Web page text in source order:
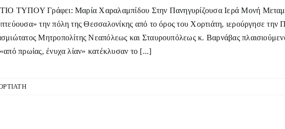
ΤΥΠΟΥ Γράφει: Μαρία Χαραλαμπίδου Στην Πανηγυρίζουσα Ιερά Μονή
την πόλη της Θεσσαλονίκης από το όρος του Χορτιάτη, ιερούργησε
Μητροπολίτης Νεαπόλεως και Σταυρουπόλεως κ. Βαρνάβας
πρωίας, ένυχα λίαν» κατέκλυσαν το [...]